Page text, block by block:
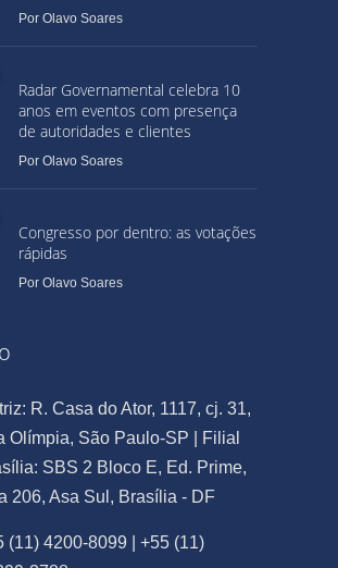
Por Olavo Soares
Radar Governamental celebra 10
anos em eventos com presença
de autoridades e clientes
Por Olavo Soares
Congresso por dentro: as votações
rápidas
Por Olavo Soares
R. Casa do Ator, 1117, cj. 31,
Olímpia, São Paulo-SP | Filial
SBS 2 Bloco E, Ed. Prime,
206, Asa Sul, Brasília - DF
(11) 4200-8099 | +55 (11)